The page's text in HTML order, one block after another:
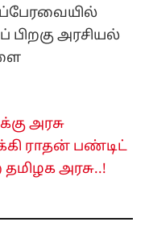
பிறகு அரசியல்
அரசு
ராதன் பண்டிட்
அரசு..!